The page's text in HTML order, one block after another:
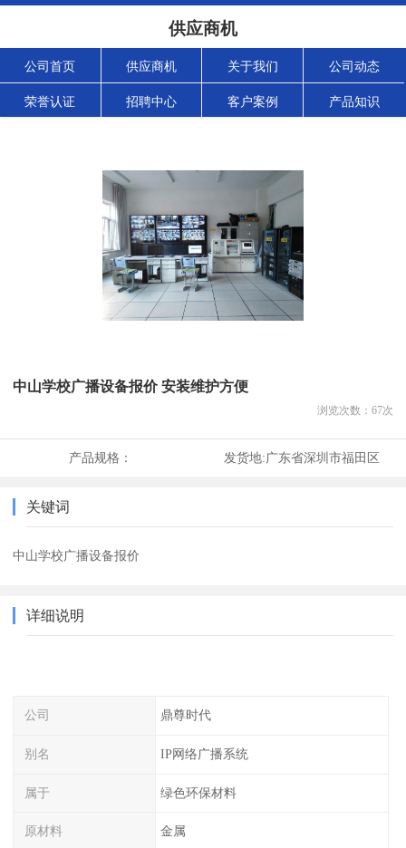
供应商机
公司首页 供应商机 关于我们 公司动态
荣誉认证 招聘中心 客户案例 产品知识
中山学校广播设备报价 安装维护方便
浏览次数： 67次
产品规格： 发货地:广东省深圳市福田区
关键词
中山学校广播设备报价
详细说明
公司 鼎尊时代
别名 IP网络广播系统
属于 绿色环保材料
原材料 金属